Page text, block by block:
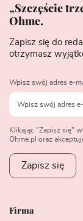
Firma
„Szczęście
Ohme.
Zapisz się do
otrzymasz
Wpisz swój adres e-
Klikając "Zapisz się"
Ohme.pl oraz
Zapisz się